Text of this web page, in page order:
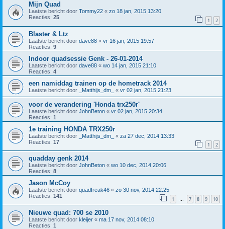
Mijn Quad
Laatste bericht door Tommy22 « zo 18 jan, 2015 13:20
Reacties: 25 1 2
Blaster & Ltz
Laatste bericht door dave88 « vr 16 jan, 2015 19:57
Reacties: 9
Indoor quadsessie Genk - 26-01-2014
Laatste bericht door dave88 « wo 14 jan, 2015 21:10
Reacties: 4
een namiddag trainen op de hometrack 2014
Laatste bericht door _Matthijs_dm_ « vr 02 jan, 2015 21:23
voor de verandering 'Honda trx250r'
Laatste bericht door JohnBeton « vr 02 jan, 2015 20:34
Reacties: 1
1e training HONDA TRX250r
Laatste bericht door _Matthijs_dm_ « za 27 dec, 2014 13:33
Reacties: 17 1 2
quadday genk 2014
Laatste bericht door JohnBeton « wo 10 dec, 2014 20:06
Reacties: 8
Jason McCoy
Laatste bericht door quadfreak46 « zo 30 nov, 2014 22:25
Reacties: 141 1 … 7 8 9 10
Nieuwe quad: 700 se 2010
Laatste bericht door kleijer « ma 17 nov, 2014 08:10
Reacties: 1